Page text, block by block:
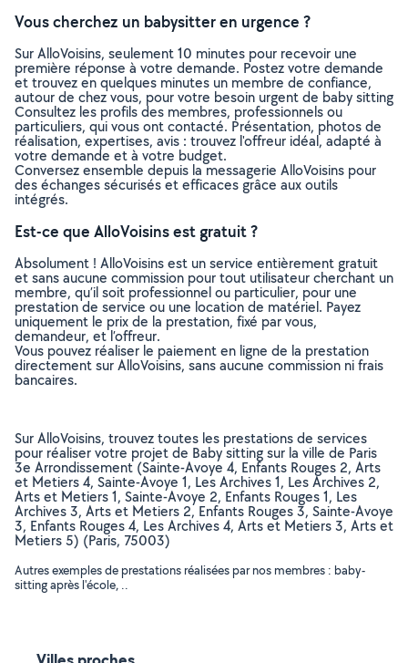
Vous cherchez un babysitter en urgence ?
Sur AlloVoisins, seulement 10 minutes pour recevoir une
première réponse à votre demande. Postez votre demande
et trouvez en quelques minutes un membre de confiance,
autour de chez vous, pour votre besoin urgent de baby sitting
Consultez les profils des membres, professionnels ou
particuliers, qui vous ont contacté. Présentation, photos de
réalisation, expertises, avis : trouvez l'offreur idéal, adapté à
votre demande et à votre budget.
Conversez ensemble depuis la messagerie AlloVoisins pour
des échanges sécurisés et efficaces grâce aux outils
intégrés.
Est-ce que AlloVoisins est gratuit ?
Absolument ! AlloVoisins est un service entièrement gratuit
et sans aucune commission pour tout utilisateur cherchant un
membre, qu’il soit professionnel ou particulier, pour une
prestation de service ou une location de matériel. Payez
uniquement le prix de la prestation, fixé par vous,
demandeur, et l’offreur.
Vous pouvez réaliser le paiement en ligne de la prestation
directement sur AlloVoisins, sans aucune commission ni frais
bancaires.
Sur AlloVoisins, trouvez toutes les prestations de services
pour réaliser votre projet de Baby sitting sur la ville de Paris
3e Arrondissement (Sainte-Avoye 4, Enfants Rouges 2, Arts
et Metiers 4, Sainte-Avoye 1, Les Archives 1, Les Archives 2,
Arts et Metiers 1, Sainte-Avoye 2, Enfants Rouges 1, Les
Archives 3, Arts et Metiers 2, Enfants Rouges 3, Sainte-Avoye
3, Enfants Rouges 4, Les Archives 4, Arts et Metiers 3, Arts et
Metiers 5) (Paris, 75003)
Autres exemples de prestations réalisées par nos membres : baby-
sitting après l'école, ..